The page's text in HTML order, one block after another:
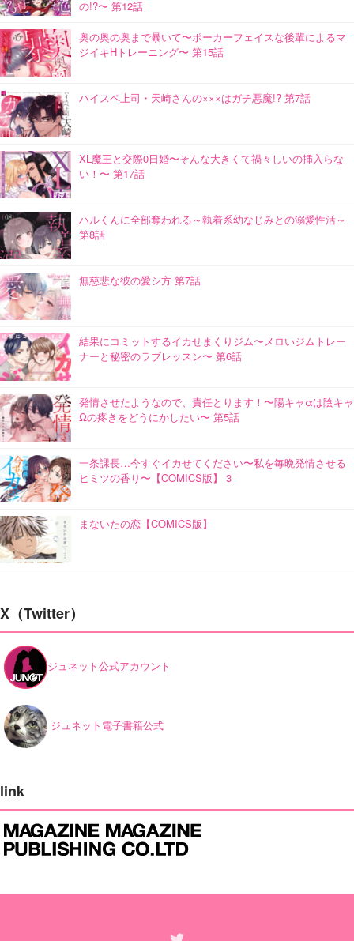
の!?〜 第12話
奥の奥の奥まで暴いて〜ポーカーフェイスな後輩によるマ
ジイキHトレーニング〜 第15話
ハイスペ上司・天崎さんの×××はガチ悪魔!? 第7話
XL魔王と交際0日婚〜そんな大きくて禍々しいの挿入らな
い！〜 第17話
ハルくんに全部奪われる～執着系幼なじみとの溺愛性活～
第8話
無慈悲な彼の愛シ方 第7話
結果にコミットするイカせまくりジム〜メロいジムトレー
ナーと秘密のラブレッスン〜 第6話
発情させたようなので、責任とります！〜陽キャαは陰キャ
Ωの疼きをどうにかしたい〜 第5話
一条課長…今すぐイカせてください〜私を毎晩発情させる
ヒミツの香り〜【COMICS版】 3
まないたの恋【COMICS版】
X（Twitter）
ジュネット公式アカウント
ジュネット電子書籍公式
link